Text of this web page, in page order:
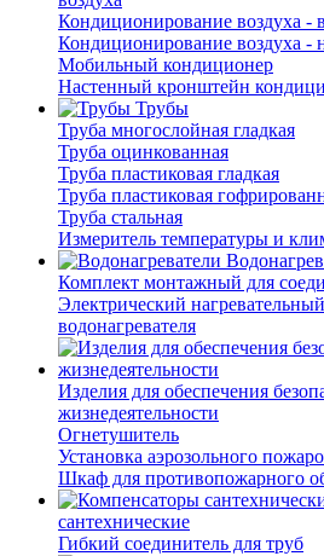
Кондиционирование воздуха -
Кондиционирование воздуха -
Мобильный кондиционер
Настенный кронштейн
Трубы
Труба многослойная гладкая
Труба оцинкованная
Труба пластиковая гладкая
Труба пластиковая
Труба стальная
Измеритель температуры и
Комплект монтажный для
Электрический
водонагревателя
Изделия для обеспечения
жизнедеятельности
Огнетушитель
Установка аэрозольного
Шкаф для противопожарного
сантехнические
Гибкий соединитель для труб